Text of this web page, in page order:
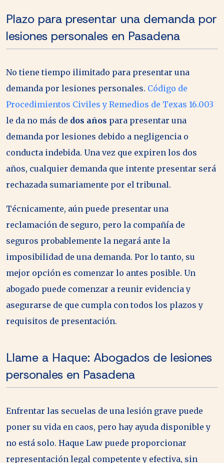
Plazo para presentar una demanda por
lesiones personales en Pasadena
No tiene tiempo ilimitado para presentar una
demanda por lesiones personales. Código de
Procedimientos Civiles y Remedios de Texas 16.003
le da no más de dos años para presentar una
demanda por lesiones debido a negligencia o
conducta indebida. Una vez que expiren los dos
años, cualquier demanda que intente presentar será
rechazada sumariamente por el tribunal.
Técnicamente, aún puede presentar una
reclamación de seguro, pero la compañía de
seguros probablemente la negará ante la
imposibilidad de una demanda. Por lo tanto, su
mejor opción es comenzar lo antes posible. Un
abogado puede comenzar a reunir evidencia y
asegurarse de que cumpla con todos los plazos y
requisitos de presentación.
Llame a Haque: Abogados de lesiones
personales en Pasadena
Enfrentar las secuelas de una lesión grave puede
poner su vida en caos, pero hay ayuda disponible y
no está solo. Haque Law puede proporcionar
representación legal competente y efectiva, sin